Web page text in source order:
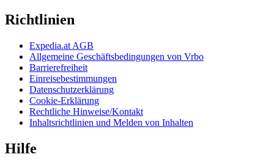
Richtlinien
Expedia.at AGB
Allgemeine Geschäftsbedingungen von Vrbo
Barrierefreiheit
Einreisebestimmungen
Datenschutzerklärung
Cookie-Erklärung
Rechtliche Hinweise/Kontakt
Inhaltsrichtlinien und Melden von Inhalten
Hilfe